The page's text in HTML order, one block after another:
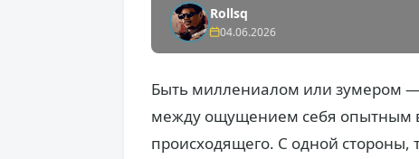
Rollsq
04.06.2026
Быть миллениалом или зумером —
между ощущением себя опытным
происходящего. С одной